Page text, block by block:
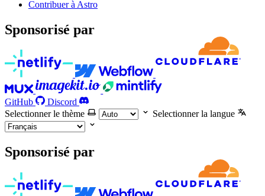
Contribuer à Astro
Sponsorisé par
GitHub
Discord
Selectionner le thème
Selectionner la langue
Sponsorisé par